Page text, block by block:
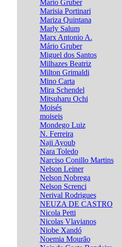
Mario Gruber
Marisia Portinari
Mariza Quintana
Marly Salum
Marx Antonio A.
Mário Gruber
Miguel dos Santos
Milhazes Beatriz
Milton Grimaldi
Mino Carta
Mira Schendel
Mitsuharu Ochi
Moisés
moiseis
Mondego Luiz
N. Ferreira
Naji Ayoub
Nara Toledo
Narciso Conillo Martins
Nelson Leiner
Nelson Nobrega
Nelson Screnci
Nerival Rodrigues
NEUZA DE CASTRO
Nicola Petti
Nicolas Vlavianos
Niobe Xandó
Noemia Mourão